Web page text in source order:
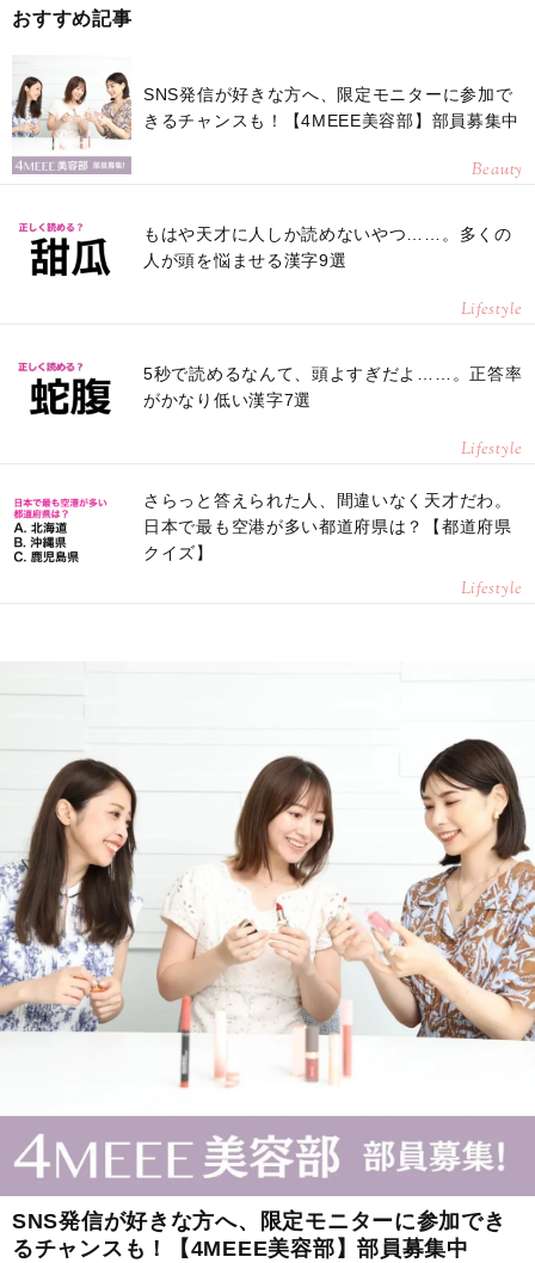
おすすめ記事
SNS発信が好きな方へ、限定モニターに参加で
きるチャンスも！【4MEEE美容部】部員募集中
Beauty
もはや天才に人しか読めないやつ……。多くの
人が頭を悩ませる漢字9選
Lifestyle
5秒で読めるなんて、頭よすぎだよ……。正答率
がかなり低い漢字7選
Lifestyle
さらっと答えられた人、間違いなく天才だわ。
日本で最も空港が多い都道府県は？【都道府県
クイズ】
Lifestyle
SNS発信が好きな方へ、限定モニターに参加でき
るチャンスも！【4MEEE美容部】部員募集中